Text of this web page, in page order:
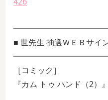
■ 世先生 抽選ＷＥＢサイ
［コミック］
『カム トゥ ハンド（2）』